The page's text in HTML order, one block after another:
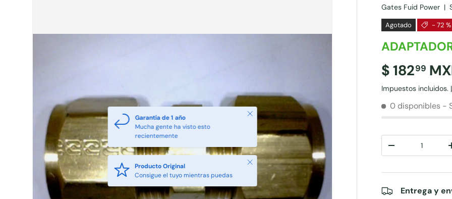
Garantía de 1 año
Mucha gente ha visto esto
recientemente
Cerrar
Producto Original
Consigue el tuyo mientras puedas
Cerrar
Gates Fuid Power |
Agotado - 72 %
$ 18299
Impuestos incluidos.
0 disponibles -
-
Entrega y